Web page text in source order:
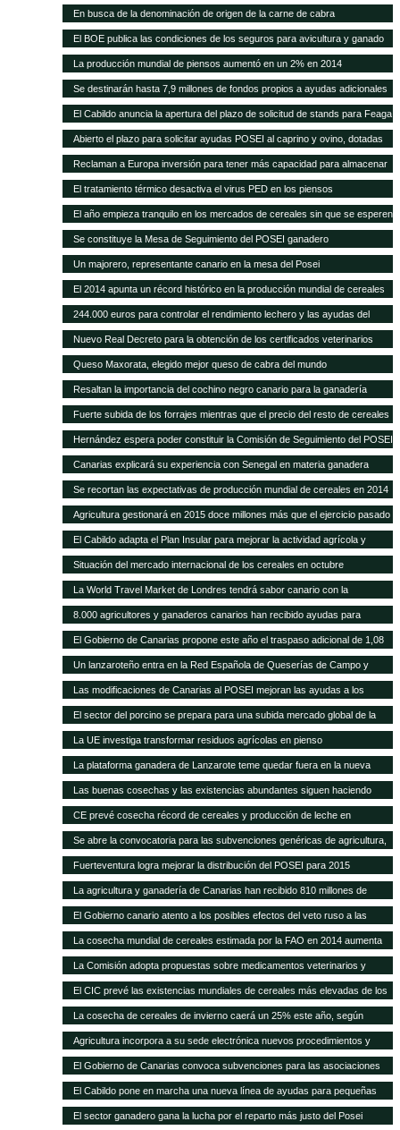
millones
En busca de la denominación de origen de la carne de cabra
El BOE publica las condiciones de los seguros para avicultura y ganado
equino
La producción mundial de piensos aumentó en un 2% en 2014
Se destinarán hasta 7,9 millones de fondos propios a ayudas adicionales
de diversas líneas POSEI
El Cabildo anuncia la apertura del plazo de solicitud de stands para Feaga
2015
Abierto el plazo para solicitar ayudas POSEI al caprino y ovino, dotadas
con seis millones de euros
Reclaman a Europa inversión para tener más capacidad para almacenar
cereal y oleaginosas
El tratamiento térmico desactiva el virus PED en los piensos
El año empieza tranquilo en los mercados de cereales sin que se esperen
cambios en meses
Se constituye la Mesa de Seguimiento del POSEI ganadero
Un majorero, representante canario en la mesa del Posei
El 2014 apunta un récord histórico en la producción mundial de cereales
244.000 euros para controlar el rendimiento lechero y las ayudas del
POSEI
Nuevo Real Decreto para la obtención de los certificados veterinarios
para comercio exterior
Queso Maxorata, elegido mejor queso de cabra del mundo
Resaltan la importancia del cochino negro canario para la ganadería
isleña
Fuerte subida de los forrajes mientras que el precio del resto de cereales
se mantiene fijo
Hernández espera poder constituir la Comisión de Seguimiento del POSEI
ganadero antes de finales de año
Canarias explicará su experiencia con Senegal en materia ganadera
Se recortan las expectativas de producción mundial de cereales en 2014
a pesar de las cosechas récord de maíz y trigo
Agricultura gestionará en 2015 doce millones más que el ejercicio pasado
y alcanza los 418,9 millones de euros
El Cabildo adapta el Plan Insular para mejorar la actividad agrícola y
ganadera
Situación del mercado internacional de los cereales en octubre
La World Travel Market de Londres tendrá sabor canario con la
promoción de sus quesos y vinos
8.000 agricultores y ganaderos canarios han recibido ayudas para
desarrollo rural
El Gobierno de Canarias propone este año el traspaso adicional de 1,08
millones del REA a la ganadería de las islas
Un lanzaroteño entra en la Red Española de Queserías de Campo y
Artesanas
Las modificaciones de Canarias al POSEI mejoran las ayudas a los
sectores productivos canarios
El sector del porcino se prepara para una subida mercado global de la
carne del 40% en 20 años
La UE investiga transformar residuos agrícolas en pienso
La plataforma ganadera de Lanzarote teme quedar fuera en la nueva
revisión del Posei
Las buenas cosechas y las existencias abundantes siguen haciendo
bajar los precios internacionales de los alimentos
CE prevé cosecha récord de cereales y producción de leche en
próximos meses
Se abre la convocatoria para las subvenciones genéricas de agricultura,
ganadería y pesca
Fuerteventura logra mejorar la distribución del POSEI para 2015
La agricultura y ganadería de Canarias han recibido 810 millones de
euros en ayudas del POSEI esta legislatura
El Gobierno canario atento a los posibles efectos del veto ruso a las
importaciones de la UE
La cosecha mundial de cereales estimada por la FAO en 2014 aumenta
en 14 Mt
La Comisión adopta propuestas sobre medicamentos veterinarios y
piensos medicamentosos
El CIC prevé las existencias mundiales de cereales más elevadas de los
15 años
La cosecha de cereales de invierno caerá un 25% este año, según
Agricultura
Agricultura incorpora a su sede electrónica nuevos procedimientos y
servicios on line
El Gobierno de Canarias convoca subvenciones para las asociaciones
agrarias
El Cabildo pone en marcha una nueva línea de ayudas para pequeñas
queserías con 100.000 euros
El sector ganadero gana la lucha por el reparto más justo del Posei